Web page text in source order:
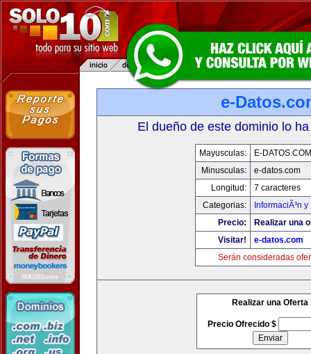
e-
El dueño de este dominio lo
Mayusculas:
E-DATOS.COM
Minusculas:
e-datos.com
Longitud:
7 caracteres
Categorias:
InformaciÃ³n
Precio:
Realizar una
Visitar!
e-datos.com
Serán consideradas
Realizar una Oferta
Precio Ofrecido $